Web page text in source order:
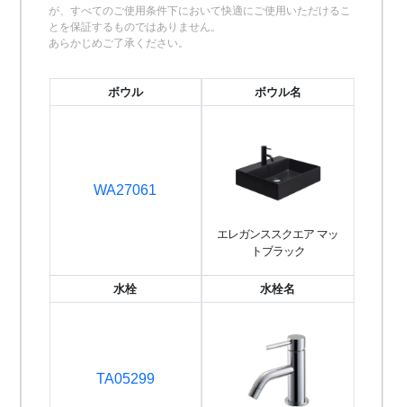
が、すべてのご使用条件下において快適にご使用いただけるこ
とを保証するものではありません。
あらかじめご了承ください。
ボウル
WA27061
ボウル名
エレガンススクエア マッ
トブラック
水栓
TA05299
水栓名